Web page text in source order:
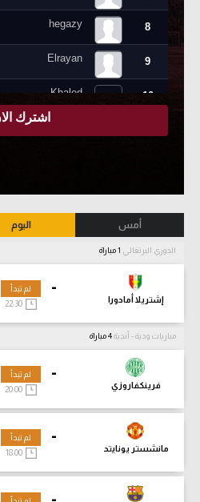
أمس اليوم
الدوري البرتغالي
-
إشتريلا أمادورا
لم تبدأ
مباريات ودية - أندية
-
فرينكفاروزي
لم تبدأ
-
مانشستر يونايتد
لم تبدأ
18:00
-